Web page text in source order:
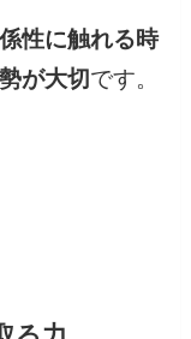
性に触れる時
が大切です。